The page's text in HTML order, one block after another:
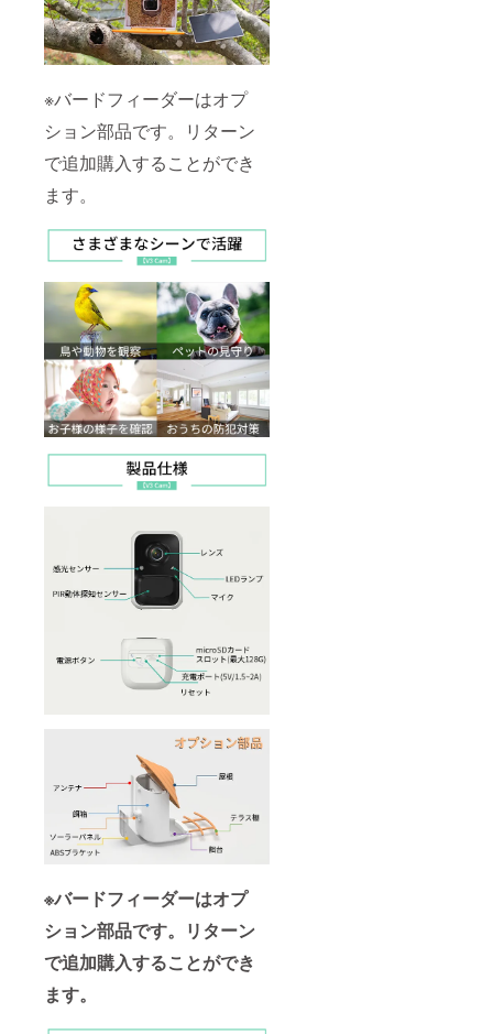
※バードフィーダーはオプ
ション部品です。リターン
で追加購入することができ
ます。
※バードフィーダーはオプ
ション部品です。リターン
で追加購入することができ
ます。